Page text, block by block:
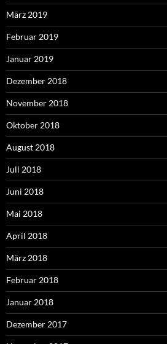
März 2019
Februar 2019
Januar 2019
Dezember 2018
November 2018
Oktober 2018
August 2018
Juli 2018
Juni 2018
Mai 2018
April 2018
März 2018
Februar 2018
Januar 2018
Dezember 2017